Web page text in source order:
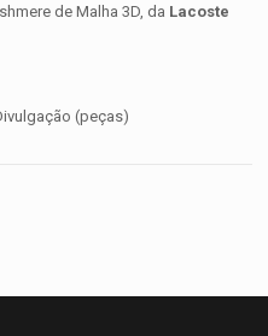
de Malha 3D, da Lacoste
(peças)